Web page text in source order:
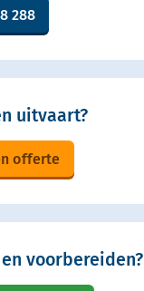
288
uitvaart?
offerte
voorbereiden?